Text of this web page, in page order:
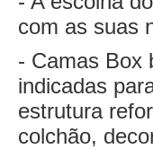
com as suas
- Camas Box
indicadas
estrutura
colchão,